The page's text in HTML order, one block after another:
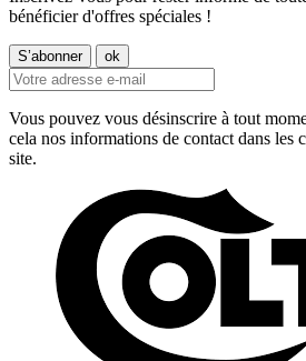
bénéficier d'offres spéciales !
Vous pouvez vous désinscrire à tout
cela nos informations de contact dans les
site.